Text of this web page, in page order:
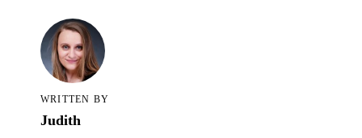
Faces of TCS
Unsere Favoriten
Alle Blogartikel in TCS
WRITTEN BY
Judith